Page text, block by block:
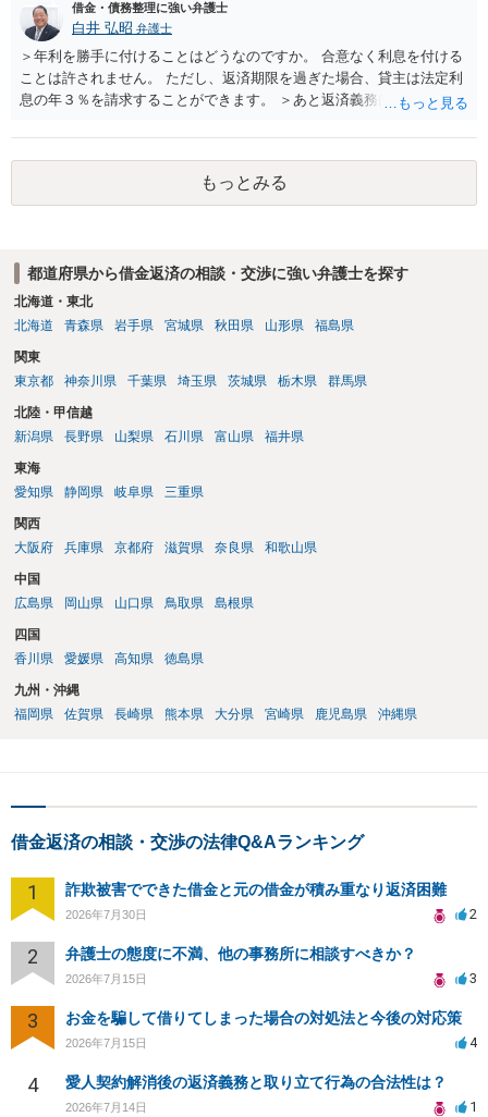
借金・債務整理に強い弁護士
白井 弘昭 弁護士
＞年利を勝手に付けることはどうなのですか。 合意なく利息を付ける
ことは許されません。 ただし、返済期限を過ぎた場合、貸主は法定利
息の年３％を請求することができます。 ＞あと返済義務はありますか
りたお金は返さなければいけませんし、勝手につけた利息は返済不要
です。 以上、ご参考まで。
もっとみる
都道府県から借金返済の相談・交渉に強い弁護士を探す
北海道・東北
北海道
青森県 岩手県 宮城県 秋田県 山形県 福島県
関東
東京都
神奈川県 千葉県 埼玉県 茨城県 栃木県 群馬県
北陸・甲信越
新潟県
長野県 山梨県 石川県 富山県 福井県
東海
愛知県
静岡県 岐阜県 三重県
関西
大阪府
兵庫県 京都府 滋賀県 奈良県 和歌山県
中国
広島県
岡山県 山口県 鳥取県 島根県
四国
香川県
愛媛県 高知県 徳島県
九州・沖縄
福岡県
佐賀県 長崎県 熊本県 大分県 宮崎県 鹿児島県 沖縄県
借金返済の相談・交渉の法律Q&Aランキング
1 詐欺被害でできた借金と元の借金が積み重なり返済困難
2026年7月30日 2
2 弁護士の態度に不満、他の事務所に相談すべきか？
2026年7月15日 3
3 お金を騙して借りてしまった場合の対処法と今後の対応策
2026年7月15日 4
4 愛人契約解消後の返済義務と取り立て行為の合法性は？
2026年7月14日 1